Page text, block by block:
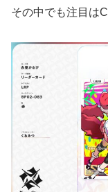
その中でも注目は